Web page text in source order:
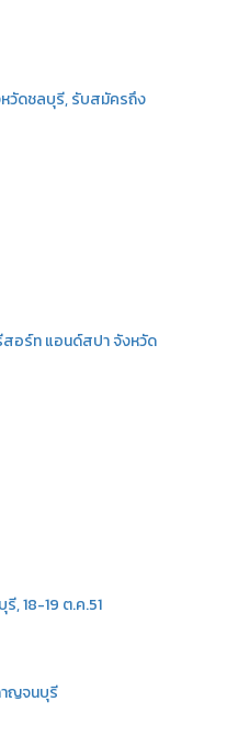
วัดชลบุรี, รับสมัครถึง
สอร์ท แอนด์สปา จังหวัด
, 18-19 ต.ค.51
าญจนบุรี